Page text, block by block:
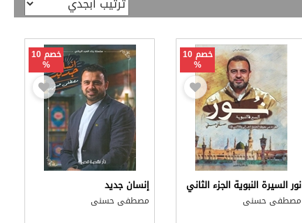
خصم 10
%
نور السيرة النبوية الجزء الثاني
مصطفى حسنى
خصم 10
%
إنسان جديد
مصطفى حسنى